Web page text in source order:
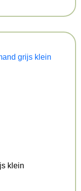
klein